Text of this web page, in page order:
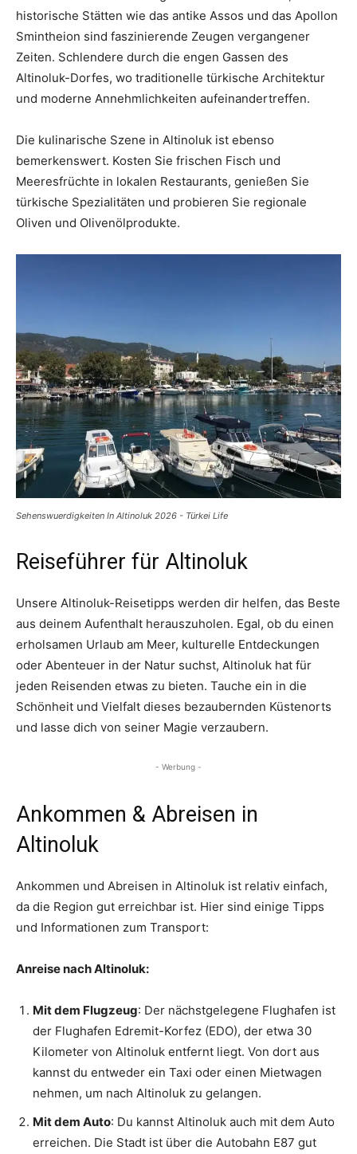
historische Stätten wie das antike Assos und das Apollon
Smintheion sind faszinierende Zeugen vergangener
Zeiten. Schlendere durch die engen Gassen des
Altinoluk-Dorfes, wo traditionelle türkische Architektur
und moderne Annehmlichkeiten aufeinandertreffen.
Die kulinarische Szene in Altinoluk ist ebenso
bemerkenswert. Kosten Sie frischen Fisch und
Meeresfrüchte in lokalen Restaurants, genießen Sie
türkische Spezialitäten und probieren Sie regionale
Oliven und Olivenölprodukte.
Sehenswuerdigkeiten In Altinoluk 2026 - Türkei Life
Reiseführer für Altinoluk
Unsere Altinoluk-Reisetipps werden dir helfen, das Beste
aus deinem Aufenthalt herauszuholen. Egal, ob du einen
erholsamen Urlaub am Meer, kulturelle Entdeckungen
oder Abenteuer in der Natur suchst, Altinoluk hat für
jeden Reisenden etwas zu bieten. Tauche ein in die
Schönheit und Vielfalt dieses bezaubernden Küstenorts
und lasse dich von seiner Magie verzaubern.
- Werbung -
Ankommen & Abreisen in
Altinoluk
Ankommen und Abreisen in Altinoluk ist relativ einfach,
da die Region gut erreichbar ist. Hier sind einige Tipps
und Informationen zum Transport:
Anreise nach Altinoluk:
Mit dem Flugzeug: Der nächstgelegene Flughafen ist
der Flughafen Edremit-Korfez (EDO), der etwa 30
Kilometer von Altinoluk entfernt liegt. Von dort aus
kannst du entweder ein Taxi oder einen Mietwagen
nehmen, um nach Altinoluk zu gelangen.
Mit dem Auto: Du kannst Altinoluk auch mit dem Auto
erreichen. Die Stadt ist über die Autobahn E87 gut